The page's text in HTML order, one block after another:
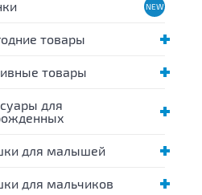
товары
товары
для
для малышей
для мальчиков